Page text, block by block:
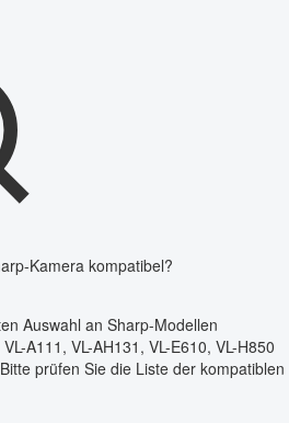
Kamera kompatibel?
Auswahl an Sharp-Modellen
A111, VL-AH131, VL-E610, VL-H850
prüfen Sie die Liste der kompatiblen